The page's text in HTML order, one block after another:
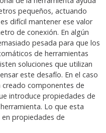
pequeños, actuando
difícil mantener ese valor
de conexión. En algún
pesada para que los
de herramientas
soluciones que utilizan
este desafío. En el caso
creado componentes de
introduce propiedades de
Lo que esta
propiedades de